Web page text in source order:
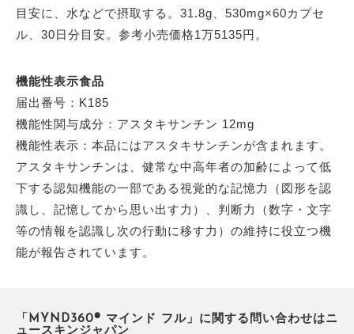
目安に、水などで摂取する。31.8g、530mg×60カプセ
ル、30日分目安。参考小売価格1万5135円。
機能性表示食品
届出番号：K185
機能性関与成分：アスタキサンチン 12mg
機能性表示：本品にはアスタキサンチンが含まれます。
アスタキサンチンは、健常な中高年者の加齢によって低
下する認知機能の一部である視覚的な記憶力（図形を認
識し、記憶してから思い出す力）、判断力（数字・文字
等の情報を認識し次の行動に移す力）の維持に役立つ機
能が報告されています。
「MYND360® マインド フル」に関する問い合わせはニ
ュースキンジャパン